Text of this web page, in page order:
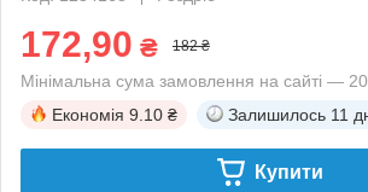
172,90 ₴ 182 ₴
Мінімальна сума замовлення на сайті —
Економія 9.10 ₴ Залишилось 11
Купити